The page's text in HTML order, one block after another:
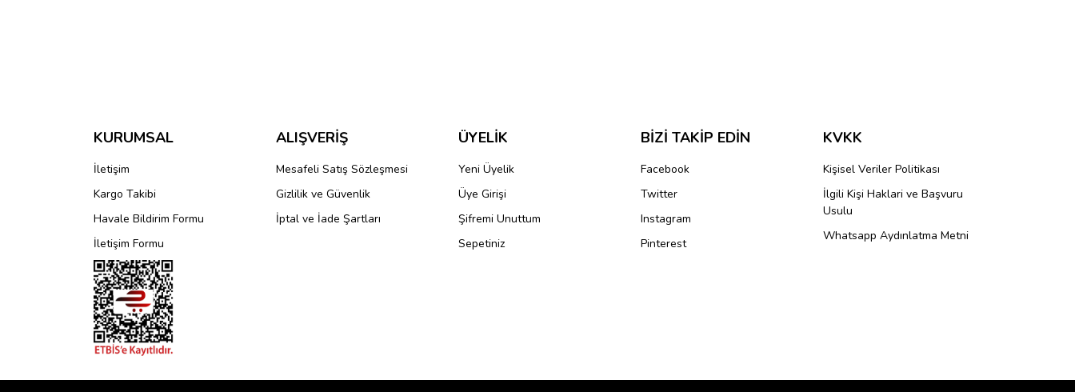
Ürün açıklamasında eksik bilgiler bulunuyor.
Ürün fiyatı diğer sitelerden daha pahalı.
Bu ürüne benzer farklı alternatifler olmalı.
KURUMSAL
İletişim
Kargo Takibi
Havale Bildirim Formu
İletişim Formu
ALIŞVERİŞ
Mesafeli Satış Sözleşmesi
Gizlilik ve Güvenlik
İptal ve İade Şartları
ÜYELİK
Yeni Üyelik
Üye Girişi
Şifremi Unuttum
Sepetiniz
BİZİ TAKİP EDİN
Facebook
Twitter
Instagram
Pinterest
KVKK
Kişisel Veriler Politikası
İlgili Kişi Haklari ve Başvuru
Usulu
Whatsapp Aydınlatma Metni